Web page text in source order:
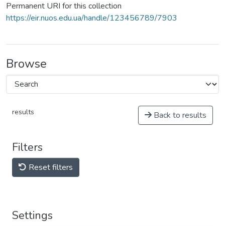
Permanent URI for this collection
https://eir.nuos.edu.ua/handle/123456789/7903
Browse
results Back to results
Filters
Reset filters
Settings